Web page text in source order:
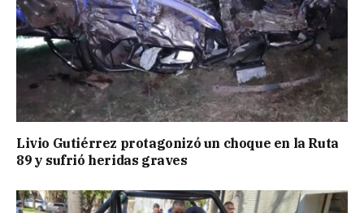
Livio Gutiérrez protagonizó un choque en la Ruta
89 y sufrió heridas graves